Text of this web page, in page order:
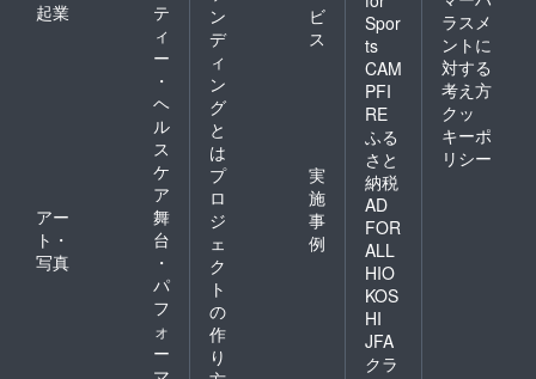
起業
テ
ィ
ー
・
ヘ
ル
ス
ケ
ア
アー
ト・
写真
舞
台
・
パ
フ
ォ
ー
ン
デ
ィ
ン
グ
と
は
ビ
ス
プ
ロ
ジ
ェ
ク
ト
の
作
り
実
施
事
例
Spor
ts
CAM
PFI
RE
ふる
さと
納税
AD
FOR
ALL
HIO
KOS
HI
JFA
クラ
ラスメ
ントに
対する
考え方
クッ
キーポ
リシー